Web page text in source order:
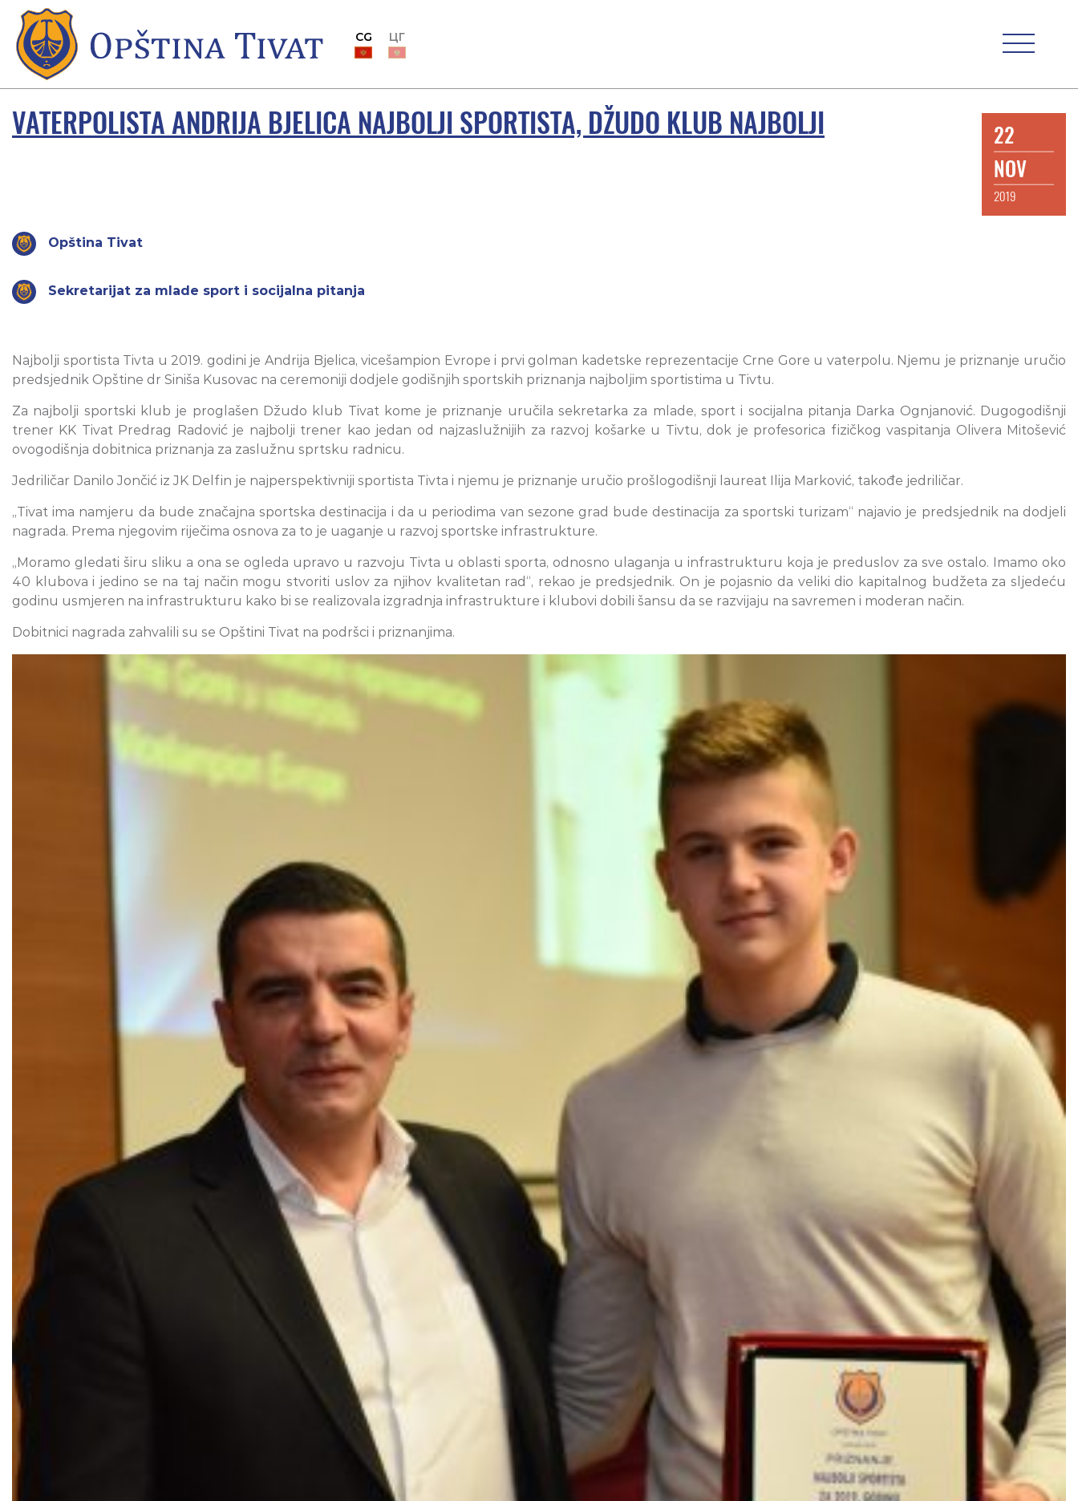
CG ЦГ
VATERPOLISTA ANDRIJA BJELICA NAJBOLJI SPORTISTA, DŽUDO KLUB NAJBOLJI
22
NOV
2019
Opština Tivat
Sekretarijat za mlade sport i socijalna pitanja
Najbolji sportista Tivta u 2019. godini je Andrija Bjelica, vicešampion Evrope i prvi golman kadetske reprezentacije Crne Gore u vaterpolu. Njemu je priznanje uručio
predsjednik Opštine dr Siniša Kusovac na ceremoniji dodjele godišnjih sportskih priznanja najboljim sportistima u Tivtu.
Za najbolji sportski klub je proglašen Džudo klub Tivat kome je priznanje uručila sekretarka za mlade, sport i socijalna pitanja Darka Ognjanović. Dugogodišnji
trener KK Tivat Predrag Radović je najbolji trener kao jedan od najzaslužnijih za razvoj košarke u Tivtu, dok je profesorica fizičkog vaspitanja Olivera Mitošević
ovogodišnja dobitnica priznanja za zaslužnu sprtsku radnicu.
Jedriličar Danilo Jončić iz JK Delfin je najperspektivniji sportista Tivta i njemu je priznanje uručio prošlogodišnji laureat Ilija Marković, takođe jedriličar.
„Tivat ima namjeru da bude značajna sportska destinacija i da u periodima van sezone grad bude destinacija za sportski turizam“ najavio je predsjednik na dodjeli
nagrada. Prema njegovim riječima osnova za to je uaganje u razvoj sportske infrastrukture.
„Moramo gledati širu sliku a ona se ogleda upravo u razvoju Tivta u oblasti sporta, odnosno ulaganja u infrastrukturu koja je preduslov za sve ostalo. Imamo oko
40 klubova i jedino se na taj način mogu stvoriti uslov za njihov kvalitetan rad“, rekao je predsjednik. On je pojasnio da veliki dio kapitalnog budžeta za sljedeću
godinu usmjeren na infrastrukturu kako bi se realizovala izgradnja infrastrukture i klubovi dobili šansu da se razvijaju na savremen i moderan način.
Dobitnici nagrada zahvalili su se Opštini Tivat na podršci i priznanjima.